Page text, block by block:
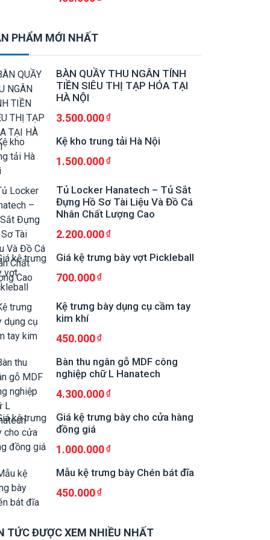
PHẨM MỚI NHẤT
BÀN QUẦY THU NGÂN TÍNH
TIỀN SIÊU THỊ TẠP HÓA TẠI
HÀ NỘI
3.500.000
Kệ kho trung tải Hà Nội
1.500.000
Tủ Locker Hanatech – Tủ Sắt
Đựng Hồ Sơ Tài Liệu Và Đồ Cá
Nhân Chất Lượng Cao
2.200.000
Giá kệ trưng bày vợt Pickleball
700.000
Kệ trưng bày dụng cụ cầm tay
kim khí
450.000
Bàn thu ngân gỗ MDF công
nghiệp chữ L Hanatech
4.300.000
Giá kệ trưng bày cho cửa hàng
đồng giá
1.000.000
Mẫu kệ trưng bày Chén bát đĩa
450.000
TỨC ĐƯỢC XEM NHIỀU NHẤT